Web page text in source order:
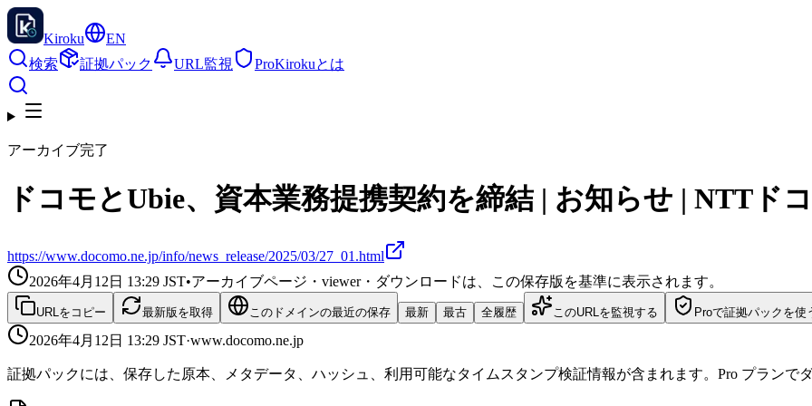
Kiroku
EN
検索
証拠パック URL監視 ProKirokuとは
アーカイブ完了
ドコモとUbie、資本業務提携契約を締結 | お知らせ | NTTド
https://www.docomo.ne.jp/info/news_release/2025/03/27_01.html
2026年4月12日 13:29 JST•アーカイブページ・viewer・ダウンロードは、この保存版を基準に表示されます。
URLをコピー 最新版を取得 このドメインの最近の保存 最新 最古 全履歴 このURLを監視する Proで証拠パックを使
2026年4月12日 13:29 JST·www.docomo.ne.jp
証拠パックには、保存した原本、メタデータ、ハッシュ、利用可能なタイムスタンプ検証情報が含まれます。Pro プランで